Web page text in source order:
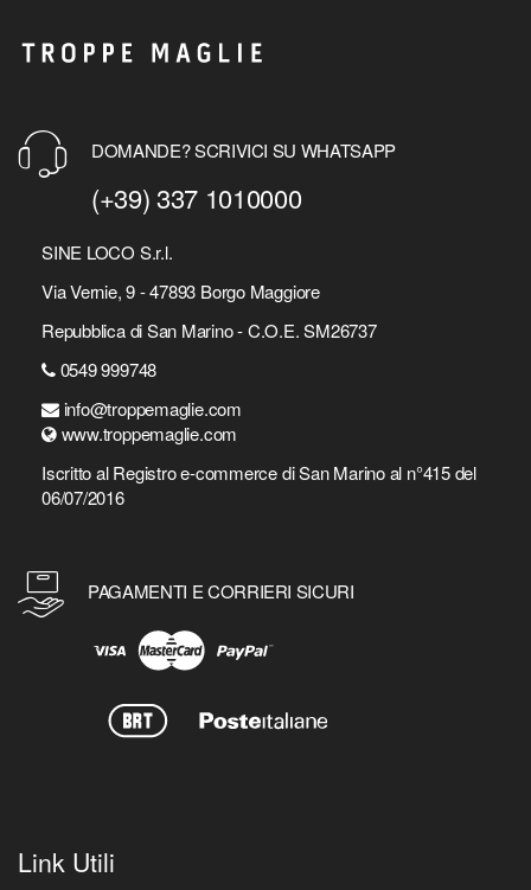
DOMANDE? SCRIVICI SU WHATSAPP
(+39) 337 1010000
SINE LOCO S.r.l.
Via Vernie, 9 - 47893 Borgo Maggiore
Repubblica di San Marino - C.O.E. SM26737
0549 999748
info@troppemaglie.com
www.troppemaglie.com
Iscritto al Registro e-commerce di San Marino al n°415 del
06/07/2016
PAGAMENTI E CORRIERI SICURI
Link Utili